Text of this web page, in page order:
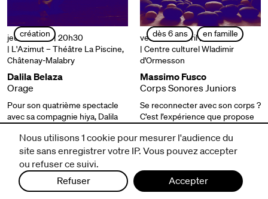
création
jeudi 10 avril | 20h30
| L'Azimut – Théâtre La Piscine,
Châtenay-Malabry
Dalila Belaza
Orage
Pour son quatrième spectacle
avec sa compagnie hiya, Dalila
l’ailleurs, du hors-monde, en
retrouvant un lien à la musique.
dès 6 ans en famille
vendredi 11 avril | 15h, 19h
| Centre culturel Wladimir
d'Ormesson
Massimo Fusco
Corps Sonores Juniors
Se reconnecter avec son corps ?
C’est l’expérience que propose
grâce à cette installation sonore
et chorégraphique…
Nous utilisons 1 cookie pour mesurer l'audience du
site sans enregistrer votre IP. Vous pouvez accepter
ou refuser ce suivi.
Refuser
Accepter